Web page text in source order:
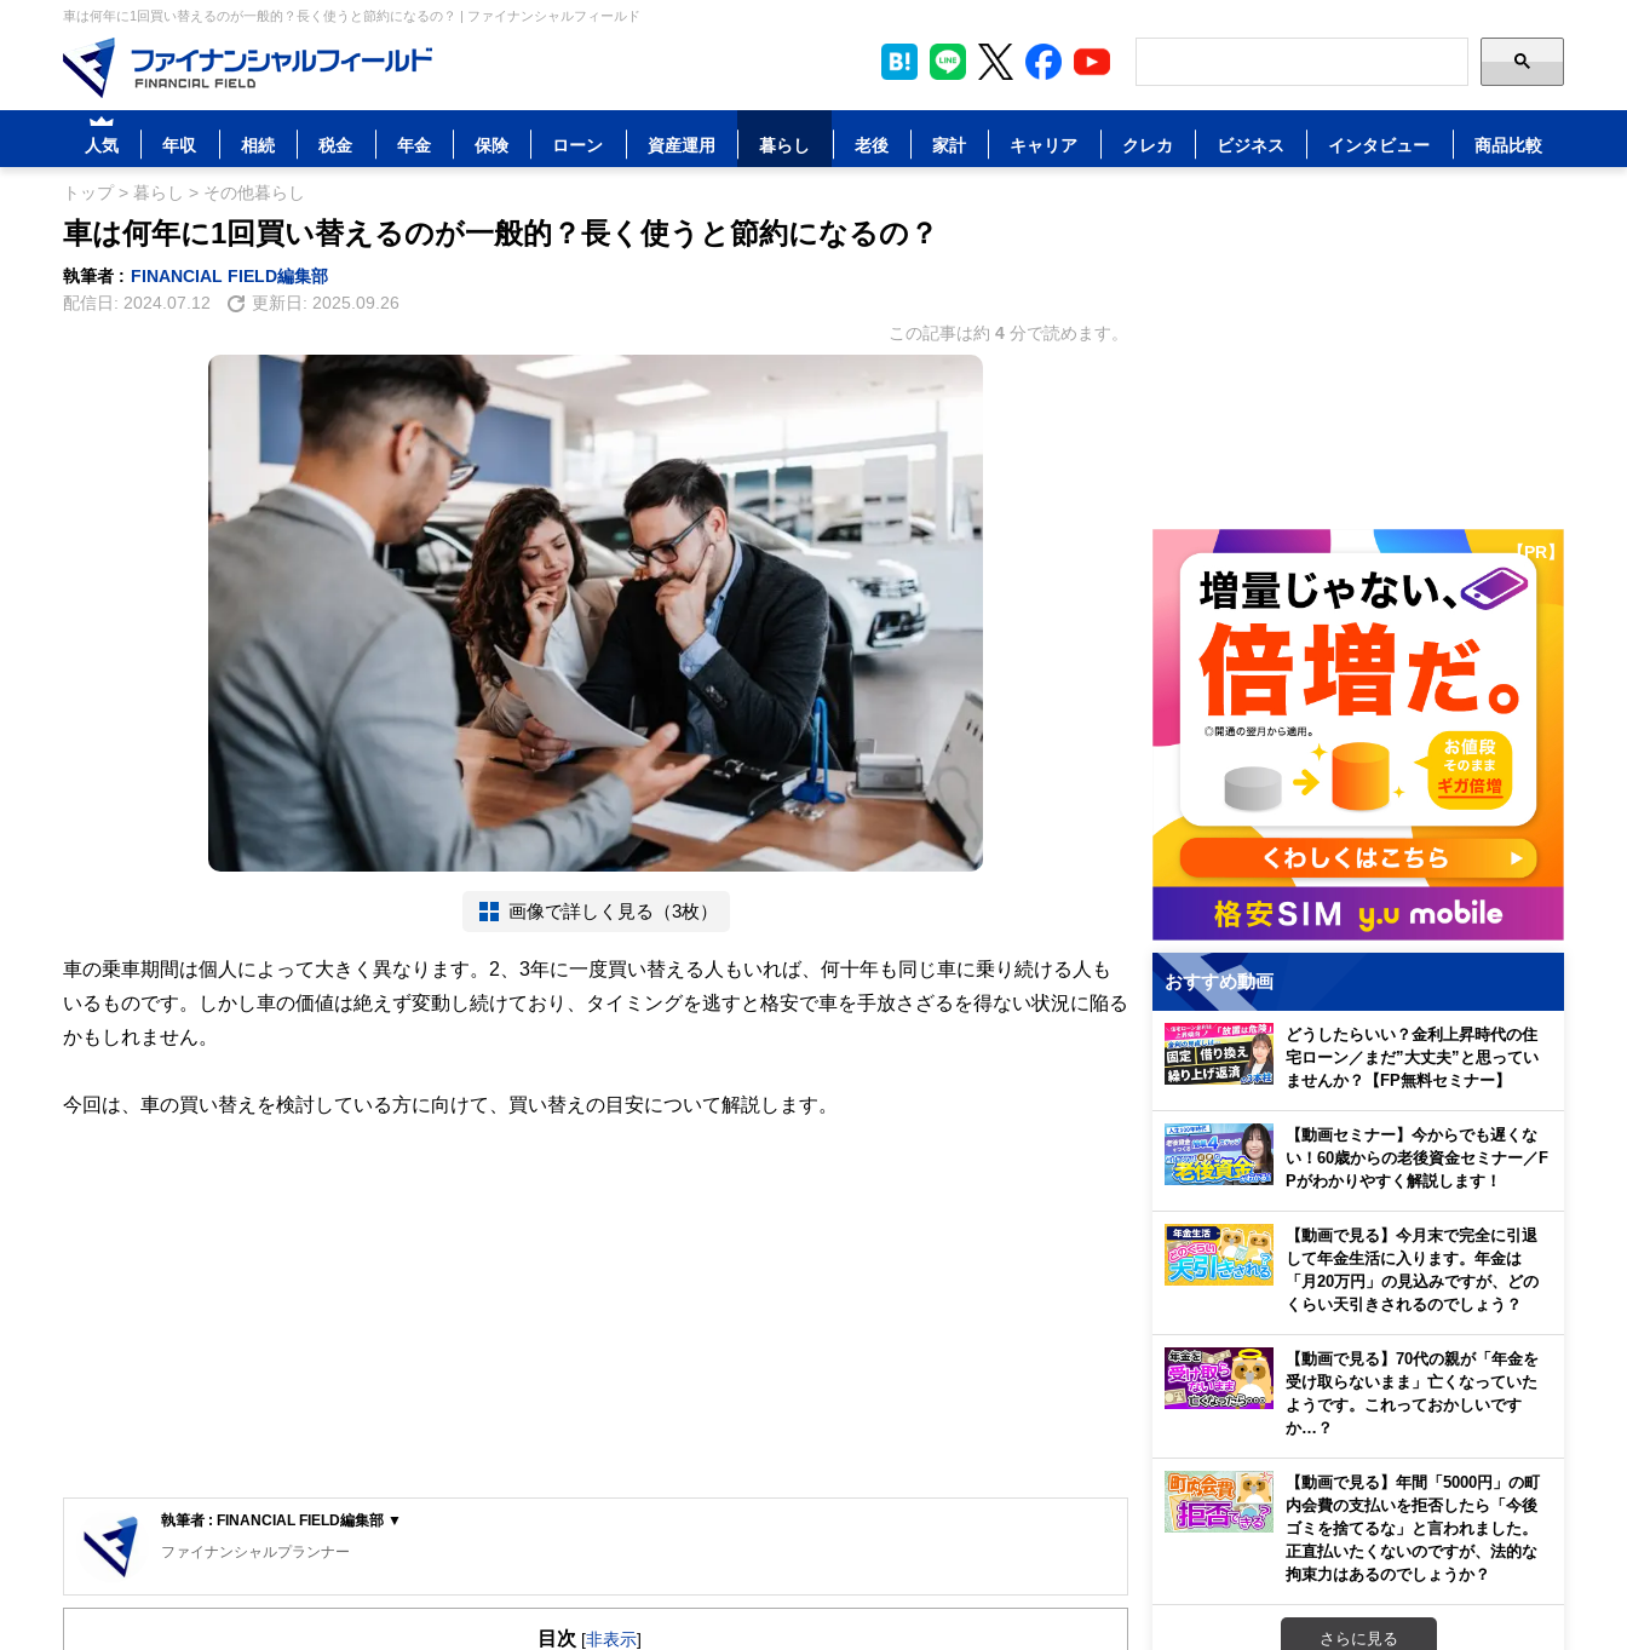
車は何年に1回買い替えるのが一般的？長く使うと節約になるの？ | ファイナンシャルフィールド
人気 年収 相続 税金 年金 保険 ローン 資産運用 暮らし 老後 家計 キャリア クレカ ビジネス インタビュー 商品比較
トップ> 暮らし > その他暮らし
車は何年に1回買い替えるのが一般的？長く使うと節約になるの？
執筆者 : FINANCIAL FIELD編集部
配信日: 2024.07.12 更新日: 2025.09.26
この記事は約 4 分で読めます。
画像で詳しく見る（3枚）
車の乗車期間は個人によって大きく異なります。2、3年に一度買い替える人もいれば、何十年も同じ車に乗り続ける人も
いるものです。しかし車の価値は絶えず変動し続けており、タイミングを逃すと格安で車を手放さざるを得ない状況に陥る
かもしれません。
今回は、車の買い替えを検討している方に向けて、買い替えの目安について解説します。
執筆者 : FINANCIAL FIELD編集部 ▼
ファイナンシャルプランナー
FinancialField編集部は、金融、経済に関する記事を、日々の暮らしにどのような影響を与えるかという視点で、お金の知識がない方でも理解でき
目次 [非表示]
【PR】
おすすめ動画
どうしたらいい？金利上昇時代の住
宅ローン／まだ”大丈夫”と思ってい
ませんか？【FP無料セミナー】
【動画セミナー】今からでも遅くな
い！60歳からの老後資金セミナー／F
Pがわかりやすく解説します！
【動画で見る】今月末で完全に引退
して年金生活に入ります。年金は
「月20万円」の見込みですが、どの
くらい天引きされるのでしょう？
【動画で見る】70代の親が「年金を
受け取らないまま」亡くなっていた
ようです。これっておかしいです
か…？
【動画で見る】年間「5000円」の町
内会費の支払いを拒否したら「今後
ゴミを捨てるな」と言われました。
正直払いたくないのですが、法的な
拘束力はあるのでしょうか？
さらに見る